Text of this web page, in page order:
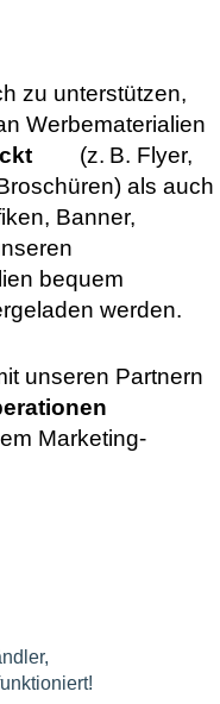
zu unterstützen,
Werbematerialien
(z. B. Flyer,
als auch
Banner,
bequem
werden.
unseren Partnern
Marketing-